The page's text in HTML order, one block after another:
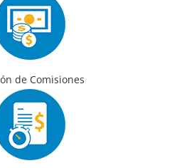
de Comisiones